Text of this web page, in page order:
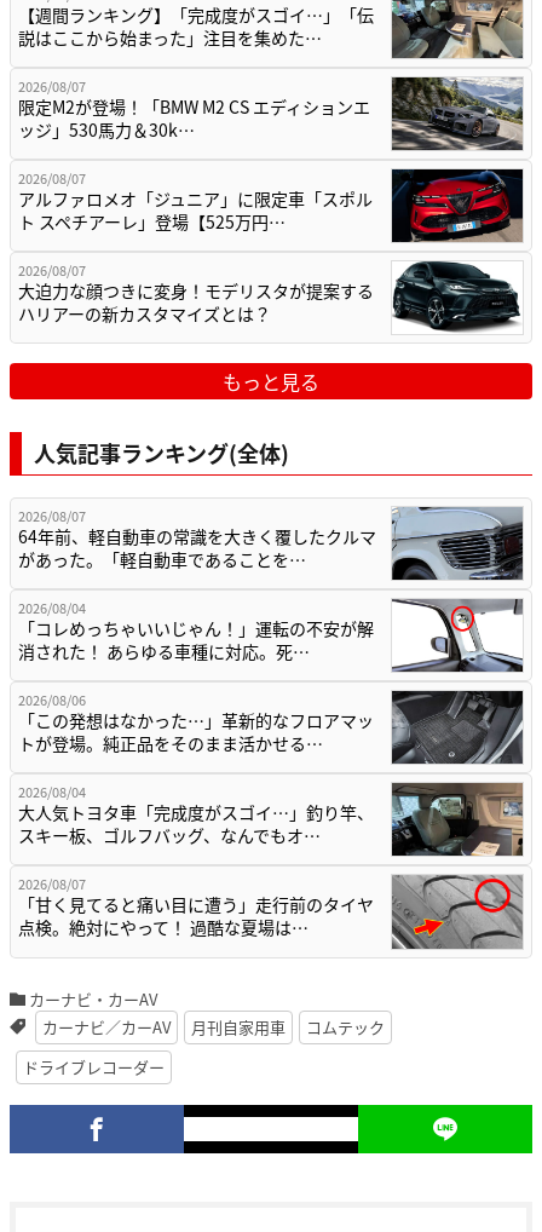
【週間ランキング】「完成度がスゴイ…」「伝
説はここから始まった」注目を集めた…
2026/08/07
限定M2が登場！「BMW M2 CS エディションエ
ッジ」530馬力＆30k…
2026/08/07
アルファロメオ「ジュニア」に限定車「スポル
ト スペチアーレ」登場【525万円…
2026/08/07
大迫力な顔つきに変身！モデリスタが提案する
ハリアーの新カスタマイズとは？
もっと見る
人気記事ランキング(全体)
2026/08/07
64年前、軽自動車の常識を大きく覆したクルマ
があった。「軽自動車であることを…
2026/08/04
「コレめっちゃいいじゃん！」運転の不安が解
消された！ あらゆる車種に対応。死…
2026/08/06
「この発想はなかった…」革新的なフロアマッ
トが登場。純正品をそのまま活かせる…
2026/08/04
大人気トヨタ車「完成度がスゴイ…」釣り竿、
スキー板、ゴルフバッグ、なんでもオ…
2026/08/07
「甘く見てると痛い目に遭う」走行前のタイヤ
点検。絶対にやって！ 過酷な夏場は…
カーナビ・カーAV
カーナビ／カーAV
月刊自家用車
コムテック
ドライブレコーダー